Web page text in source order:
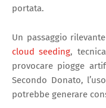
portata.
Un passaggio
cloud seeding,
provocare piogge
Secondo Donato,
potrebbe generare